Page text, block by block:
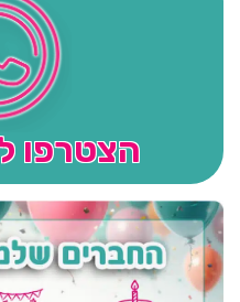
הצטרפו